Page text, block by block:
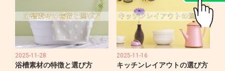
2025-11-28
浴槽素材の特徴と選び方
2025-11-16
キッチンレイアウトの選び方